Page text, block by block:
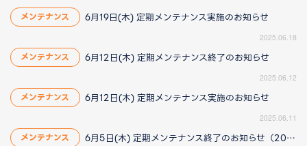
メンテナンス 6月19日(木) 定期メンテナンス実施のお知らせ
2025.06.18
メンテナンス 6月12日(木) 定期メンテナンス終了のお知らせ
2025.06.12
メンテナンス 6月12日(木) 定期メンテナンス実施のお知らせ
2025.06.11
メンテナンス 6月5日(木) 定期メンテナンス終了のお知らせ（2025/6/9 14:20更新）